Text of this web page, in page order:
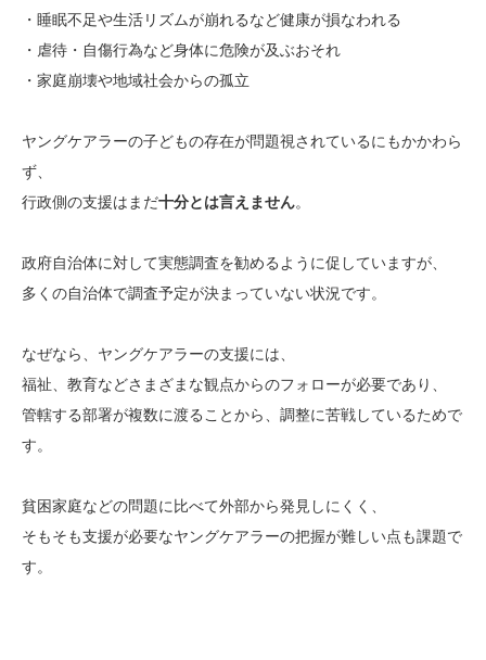
・睡眠不足や生活リズムが崩れるなど健康が損なわれる
・虐待・自傷行為など身体に危険が及ぶおそれ
・家庭崩壊や地域社会からの孤立
ヤングケアラーの子どもの存在が問題視されているにもかかわら
ず、
行政側の支援はまだ十分とは言えません。
政府自治体に対して実態調査を勧めるように促していますが、
多くの自治体で調査予定が決まっていない状況です。
なぜなら、ヤングケアラーの支援には、
福祉、教育などさまざまな観点からのフォローが必要であり、
管轄する部署が複数に渡ることから、調整に苦戦しているためで
す。
貧困家庭などの問題に比べて外部から発見しにくく、
そもそも支援が必要なヤングケアラーの把握が難しい点も課題で
す。